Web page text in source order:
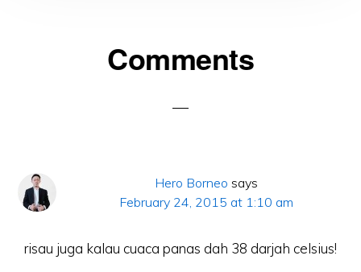
Comments
Hero Borneo says
February 24, 2015 at 1:10 am
risau juga kalau cuaca panas dah 38 darjah celsius!